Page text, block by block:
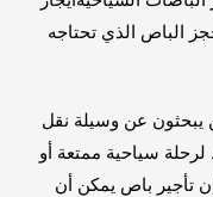
الباص الذي تحتاجه
يبحثون عن وسيلة نقل
سياحية ممتعة أو
تأجير باص يمكن أن